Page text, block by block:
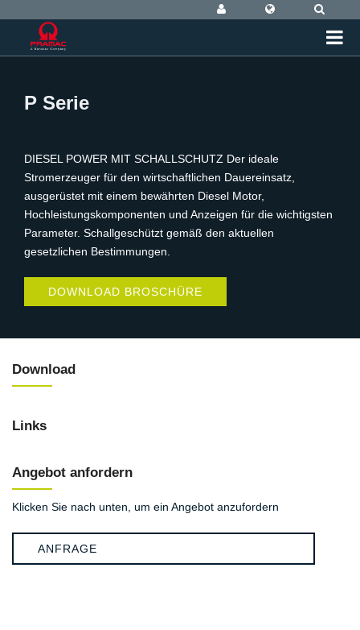
P Serie
DIESEL POWER MIT SCHALLSCHUTZ Der ideale
Stromerzeuger für den wirtschaftlichen Dauereinsatz,
ausgerüstet mit einem bewährten Diesel Motor,
Hochleistungskomponenten und Anzeigen für die wichtigsten
Parameter. Schallgeschützt gemäß den aktuellen
gesetzlichen Bestimmungen.
DOWNLOAD BROSCHÜRE
Download
Links
Angebot anfordern
Klicken Sie nach unten, um ein Angebot anzufordern
ANFRAGE